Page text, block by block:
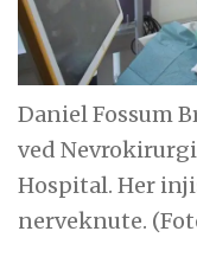
Daniel Fossum
ved
Hospital. Her
nerveknute.